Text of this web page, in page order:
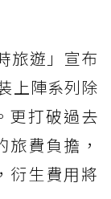
旅遊」宣布
上陣系列除
更打破過去
費負擔，
衍生費用將